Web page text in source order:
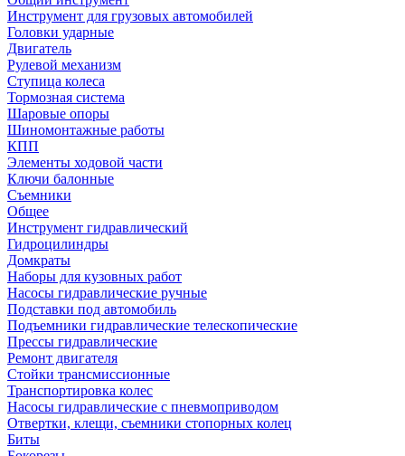
Инструмент для грузовых автомобилей
Головки ударные
Двигатель
Рулевой механизм
Ступица колеса
Тормозная система
Шаровые опоры
Шиномонтажные работы
КПП
Элементы ходовой части
Ключи балонные
Съемники
Общее
Инструмент гидравлический
Гидроцилиндры
Домкраты
Наборы для кузовных работ
Насосы гидравлические ручные
Подставки под автомобиль
Подъемники гидравлические телескопические
Прессы гидравлические
Ремонт двигателя
Стойки трансмиссионные
Транспортировка колес
Насосы гидравлические с пневмоприводом
Отвертки, клещи, съемники стопорных колец
Биты